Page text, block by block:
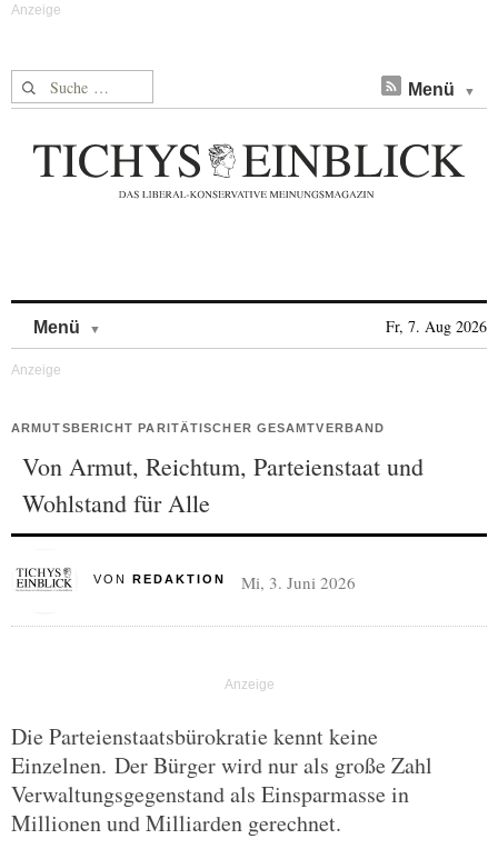
Suche nach: Menü
Menü Fr, 7. Aug 2026
ARMUTSBERICHT PARITÄTISCHER GESAMTVERBAND
Von Armut, Reichtum, Parteienstaat und
Wohlstand für Alle
VON REDAKTION Mi, 3. Juni 2026
Die Parteienstaatsbürokratie kennt keine
Einzelnen. Der Bürger wird nur als große Zahl
Verwaltungsgegenstand als Einsparmasse in
Millionen und Milliarden gerechnet.